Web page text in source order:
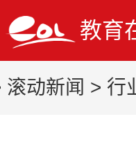
教育
滚动新闻 > 行